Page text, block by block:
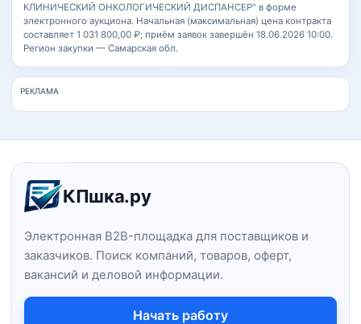
КЛИНИЧЕСКИЙ ОНКОЛОГИЧЕСКИЙ ДИСПАНСЕР" в форме
электронного аукциона. Начальная (максимальная) цена контракта
составляет 1 031 800,00 ₽; приём заявок завершён 18.06.2026 10:00.
Регион закупки — Самарская обл.
РЕКЛАМА
Навигация и информация о
КПшка.ру
Электронная B2B-площадка для поставщиков и
заказчиков. Поиск компаний, товаров, оферт,
вакансий и деловой информации.
Начать работу